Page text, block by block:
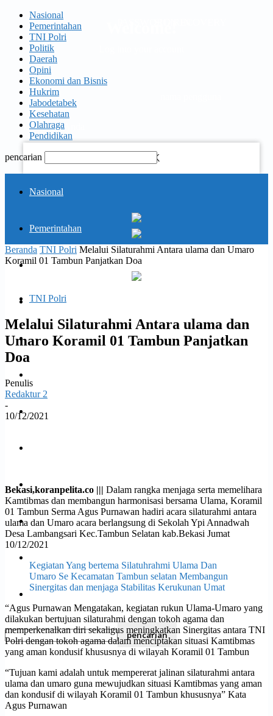
Nasional
Pemerintahan
TNI Polri
Politik
Daerah
Opini
Ekonomi dan Bisnis
Hukrim
Jabodetabek
Kesehatan
Olahraga
Pendidikan
kata sandi Anda
Memulihkan kata sandi anda
pencarian
KORAN
PELITA
Nasional
Pemerintahan
TNI Polri
Politik
Daerah
Ekonomi dan Bisnis
Jabodetabek
Kesehatan
Pendidikan
Beranda TNI Polri Melalui Silaturahmi Antara ulama dan Umaro
Koramil 01 Tambun Panjatkan Doa
TNI Polri
Melalui Silaturahmi Antara ulama dan
Umaro Koramil 01 Tambun Panjatkan
Doa
Penulis
Redaktur 2
-
10/12/2021
Bekasi,koranpelita.co ||| Dalam rangka menjaga serta memelihara
Kamtibmas dan membangun harmonisasi bersama Ulama, Koramil
01 Tambun Serma Agus Purnawan hadiri acara silaturahmi antara
ulama dan Umaro acara berlangsung di Sekolah Ypi Annadwah
Desa Lambangsari Kec.Tambun Selatan kab.Bekasi Jumat
10/12/2021
Kegiatan Yang bertema Silatuhrahmi Ulama Dan
Umaro Se Kecamatan Tambun selatan Membangun
Sinergitas dan menjaga Stabilitas Kerukunan Umat
“Agus Purnawan Mengatakan, kegiatan rukun Ulama-Umaro yang
dilakukan bertujuan silaturahmi dengan tokoh agama dan
memperkenalkan diri sekaligus meningkatkan Sinergitas antara TNI
Polri dengan tokoh agama dalam menciptakan situasi Kamtibmas
yang aman kondusif khususnya di wilayah Koramil 01 Tambun
“Tujuan kami adalah untuk mempererat jalinan silaturahmi antara
ulama dan umaro guna mewujudkan situasi Kamtibmas yang aman
dan kondusif di wilayah Koramil 01 Tambun khususnya” Kata
Agus Purnawan